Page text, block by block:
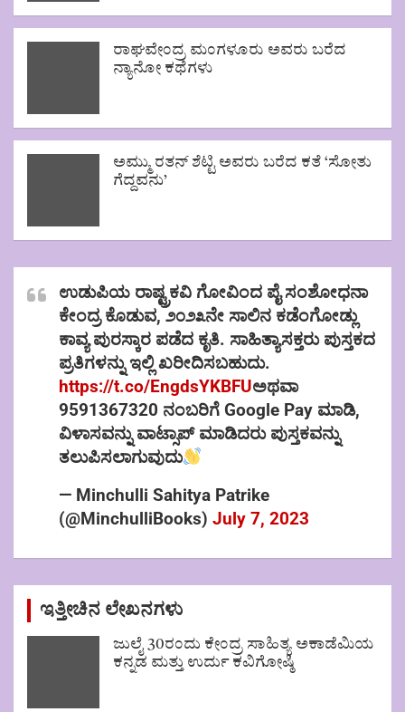
ರಾಘವೇಂದ್ರ ಮಂಗಳೂರು ಅವರು ಬರೆದ
ನ್ಯಾನೋ ಕಥೆಗಳು
ಅಮ್ಮು ರತನ್ ಶೆಟ್ಟಿ ಅವರು ಬರೆದ ಕತೆ ‘ಸೋತು
ಗೆದ್ದವನು’
ಉಡುಪಿಯ ರಾಷ್ಟ್ರಕವಿ ಗೋವಿಂದ ಪೈ ಸಂಶೋಧನಾ
ಕೇಂದ್ರ ಕೊಡುವ, ೨೦೨೩ನೇ ಸಾಲಿನ ಕಡೆಂಗೋಡ್ಲು
ಕಾವ್ಯ ಪುರಸ್ಕಾರ ಪಡೆದ ಕೃತಿ. ಸಾಹಿತ್ಯಾಸಕ್ತರು ಪುಸ್ತಕದ
ಪ್ರತಿಗಳನ್ನು ಇಲ್ಲಿ ಖರೀದಿಸಬಹುದು.
https://t.co/EngdsYKBFUಅಥವಾ
9591367320 ನಂಬರಿಗೆ Google Pay ಮಾಡಿ,
ವಿಳಾಸವನ್ನು ವಾಟ್ಸಾಪ್ ಮಾಡಿದರು ಪುಸ್ತಕವನ್ನು
ತಲುಪಿಸಲಾಗುವುದು
— Minchulli Sahitya Patrike
(@MinchulliBooks) July 7, 2023
ಇತ್ತೀಚಿನ ಲೇಖನಗಳು
ಜುಲೈ 30ರಂದು ಕೇಂದ್ರ ಸಾಹಿತ್ಯ ಅಕಾಡೆಮಿಯ
ಕನ್ನಡ ಮತ್ತು ಉರ್ದು ಕವಿಗೋಷ್ಠಿ